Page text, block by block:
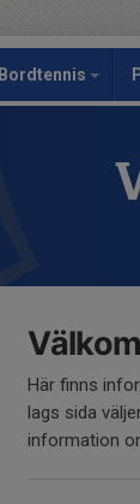
Bordtennis
Här finns
lags sida
information